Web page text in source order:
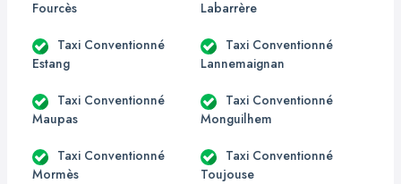
Fourcès
Labarrère
Taxi Conventionné
Estang
Taxi Conventionné
Lannemaignan
Taxi Conventionné
Maupas
Taxi Conventionné
Monguilhem
Taxi Conventionné
Mormès
Taxi Conventionné
Toujouse